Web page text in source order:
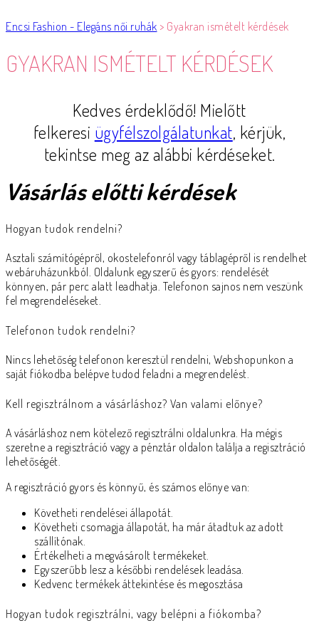
Encsi Fashion - Elegáns női ruhák > Gyakran ismételt kérdések
GYAKRAN ISMÉTELT KÉRDÉSEK
Kedves érdeklődő! Mielőtt
felkeresi ügyfélszolgálatunkat, kérjük,
tekintse meg az alábbi kérdéseket.
Vásárlás előtti kérdések
Hogyan tudok rendelni?
Asztali számítógépről, okostelefonról vagy táblagépről is rendelhet
webáruházunkból. Oldalunk egyszerű és gyors: rendelését
könnyen, pár perc alatt leadhatja. Telefonon sajnos nem veszünk
fel megrendeléseket.
Telefonon tudok rendelni?
Nincs lehetőség telefonon keresztül rendelni, Webshopunkon a
saját fiókodba belépve tudod feladni a megrendelést.
Kell regisztrálnom a vásárláshoz? Van valami előnye?
A vásárláshoz nem kötelező regisztrálni oldalunkra. Ha mégis
szeretne a regisztráció vagy a pénztár oldalon találja a regisztráció
lehetőségét.
A regisztráció gyors és könnyű, és számos előnye van:
Követheti rendelései állapotát.
Követheti csomagja állapotát, ha már átadtuk az adott
szállítónak.
Értékelheti a megvásárolt termékeket.
Egyszerűbb lesz a későbbi rendelések leadása.
Kedvenc termékek áttekintése és megosztása
Hogyan tudok regisztrálni, vagy belépni a fiókomba?